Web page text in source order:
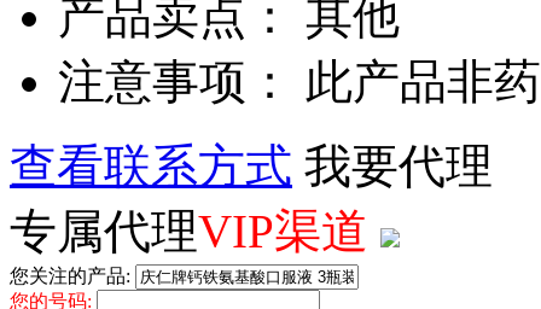
产品卖点： 其他
注意事项： 此产品非
查看联系方式 我要代理
专属代理VIP渠道
您关注的产品:
您的号码: